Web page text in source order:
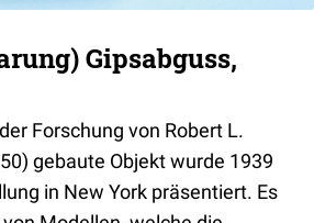
Gipsabguss,
Forschung von Robert L.
gebaute Objekt wurde 1939
in New York präsentiert. Es